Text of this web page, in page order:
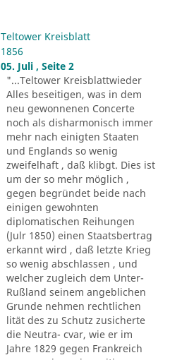
Teltower Kreisblatt
1856
05. Juli , Seite 2
"...Teltower Kreisblattwieder
Alles beseitigen, was in dem
neu gewonnenen Concerte
noch als disharmonisch immer
mehr nach einigten Staaten
und Englands so wenig
zweifelhaft , daß klibgt. Dies ist
um der so mehr möglich ,
gegen begründet beide nach
einigen gewohnten
diplomatischen Reihungen
(Julr 1850) einen Staatsbertrag
erkannt wird , daß letzte Krieg
so wenig abschlassen , und
welcher zugleich dem Unter-
Rußland seinem angeblichen
Grunde nehmen rechtlichen
lität des zu Schutz zusicherte
die Neutra- cvar, wie er im
Jahre 1829 gegen Frankreich